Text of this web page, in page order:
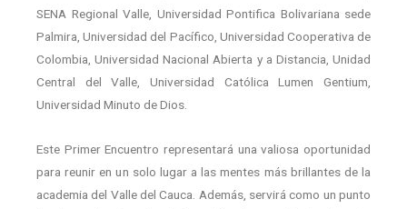
SENA Regional Valle, Universidad Pontifica Bolivariana sede
Palmira, Universidad del Pacífico, Universidad Cooperativa de
Colombia, Universidad Nacional Abierta y a Distancia, Unidad
Central del Valle, Universidad Católica Lumen Gentium,
Universidad Minuto de Dios.
Este Primer Encuentro representará una valiosa oportunidad
para reunir en un solo lugar a las mentes más brillantes de la
academia del Valle del Cauca. Además, servirá como un punto